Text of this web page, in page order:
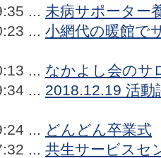
... 未病サポーター
... 小網代の暖館で
... なかよし会のサ
... 2018.12.19 活動
... どんどん卒業式
... 共生サービスセ